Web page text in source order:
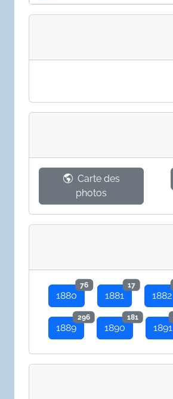
Carte des
photos
1880
76
1881
17
1882
1889
296
1890
181
1891